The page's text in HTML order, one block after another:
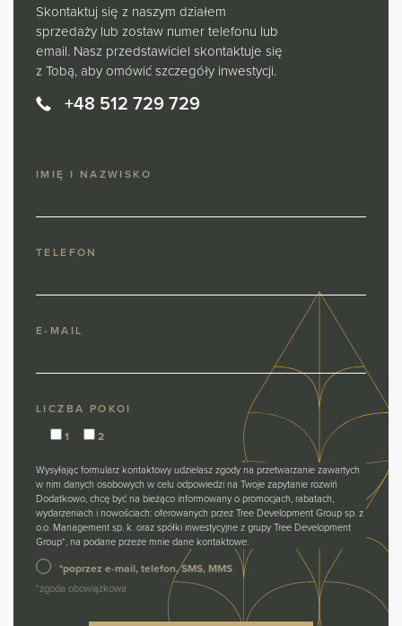
Skontaktuj się z naszym działem
sprzedaży lub zostaw numer telefonu lub
email. Nasz przedstawiciel skontaktuje się
z Tobą, aby omówić szczegóły inwestycji.
+48 512 729 729
IMIĘ I NAZWISKO
TELEFON
E-MAIL
LICZBA POKOI
1 2
Wysyłając formularz kontaktowy udzielasz zgody na przetwarzanie zawartych
w nim danych osobowych w celu odpowiedzi na Twoje zapytanie rozwiń
Dodatkowo, chcę być na bieżąco informowany o promocjach, rabatach,
wydarzeniach i nowościach: oferowanych przez Tree Development Group sp. z
o.o. Management sp. k. oraz spółki inwestycyjne z grupy Tree Development
Group*, na podane przeze mnie dane kontaktowe:
*poprzez e-mail, telefon, SMS, MMS
*zgoda obowiązkowa